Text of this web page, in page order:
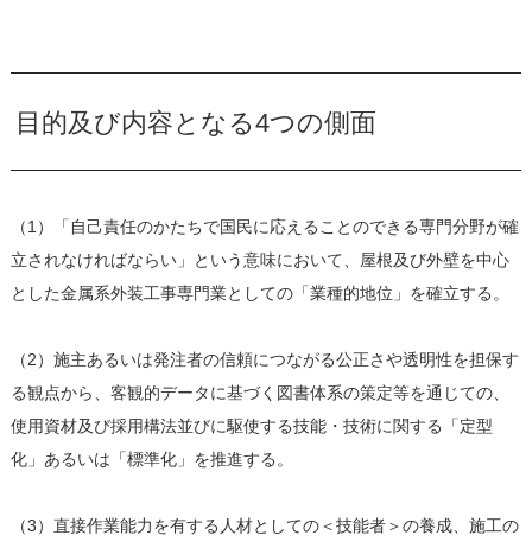
目的及び内容となる4つの側面
（1）「自己責任のかたちで国民に応えることのできる専門分野が確
立されなければならい」という意味において、屋根及び外壁を中心
とした金属系外装工事専門業としての「業種的地位」を確立する。
（2）施主あるいは発注者の信頼につながる公正さや透明性を担保す
る観点から、客観的データに基づく図書体系の策定等を通じての、
使用資材及び採用構法並びに駆使する技能・技術に関する「定型
化」あるいは「標準化」を推進する。
（3）直接作業能力を有する人材としての＜技能者＞の養成、施工の